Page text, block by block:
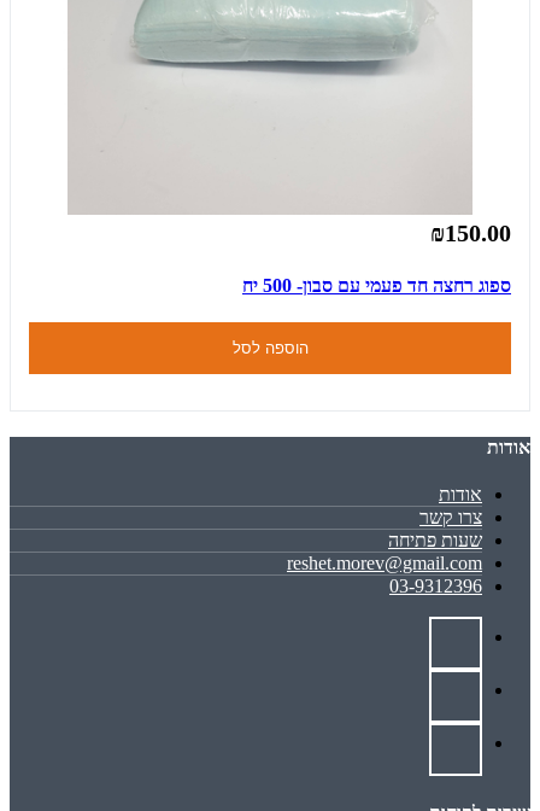
₪150.00
ספוג רחצה חד פעמי עם סבון- 500 יח
הוספה לסל
אודות
אודות
צרו קשר
שעות פתיחה
reshet.morev@gmail.com
03-9312396